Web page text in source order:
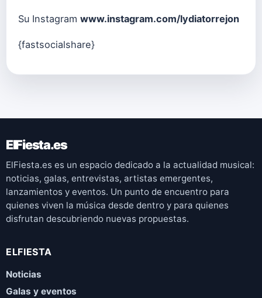
Su Instagram www.instagram.com/lydiatorrejon
{fastsocialshare}
ElFiesta.es
ElFiesta.es es un espacio dedicado a la actualidad musical:
noticias, galas, entrevistas, artistas emergentes,
lanzamientos y eventos. Un punto de encuentro para
quienes viven la música desde dentro y para quienes
disfrutan descubriendo nuevas propuestas.
ELFIESTA
Noticias
Galas y eventos